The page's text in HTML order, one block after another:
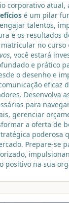
corporativo atual,
é um pilar
talentos,
e os resultados
no curso
, você estará
e prático
o desenho e
eficaz
Desenvolva
para
gerenciar
a oferta de
poderosa
Prepare-se
positivo na sua